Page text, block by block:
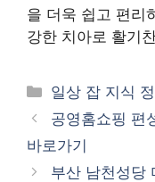
을 더욱 쉽고 편리
강한 치아로 활기
카
테
리
일상 잡 지식
공영홈쇼핑 편
바로가기
부산 남천성당